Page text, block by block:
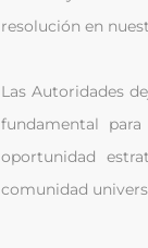
resolución en
Las Autoridades
fundamental
oportunidad
comunidad